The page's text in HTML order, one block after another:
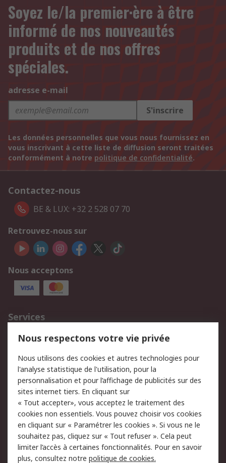
Soyez le/la premier·ère à être
informé de nos nouveautés
produits et de nos offres
spéciales.
adresse e-mail
S'inscrire
Les données personnelles que vous nous fournissez en
vous inscrivant à cette liste de diffusion seront traitées
conformément à notre politique de confidentialité.
Contactez-nous
BE & LUX: +32 2 528 07 70
Retrouvez-nous sur
Nous acceptons
Services
750.000 produits
2.500 marques
Retours
Support technique
Track & trace
Legal
Politique de cookies
Sécurité des e-mails
Politique de protection
des données - Mise à
Conditions générales
de vente
Nous respectons votre vie privée
Nous utilisons des cookies et autres technologies pour
l'analyse statistique de l'utilisation, pour la
personnalisation et pour l’affichage de publicités sur des
sites internet tiers. En cliquant sur
« Tout accepter», vous acceptez le traitement des
cookies non essentiels. Vous pouvez choisir vos cookies
en cliquant sur « Paramétrer les cookies ». Si vous ne le
souhaitez pas, cliquez sur « Tout refuser ». Cela peut
limiter l’accès à certaines fonctionnalités. Pour en savoir
plus, consultez notre politique de cookies.